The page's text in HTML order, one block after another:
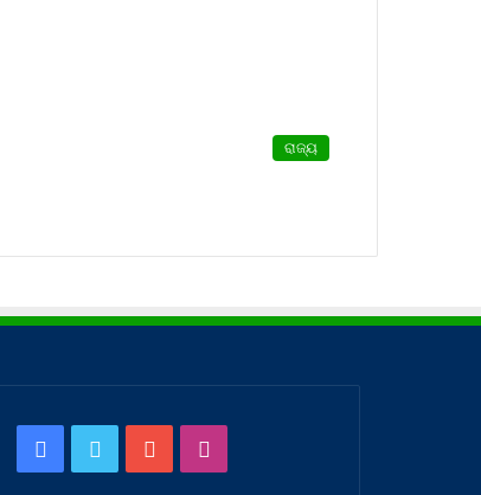
ରାଜ୍ୟ
FacebookTwitter YouTube